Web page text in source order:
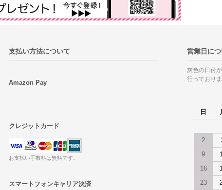
支払い方法について
Amazon Pay
クレジットカード
お支払い手数料は無料です。
スマートフォンキャリア決済
営業日に
灰色の日付
行っておりま
日
2
9
16
23